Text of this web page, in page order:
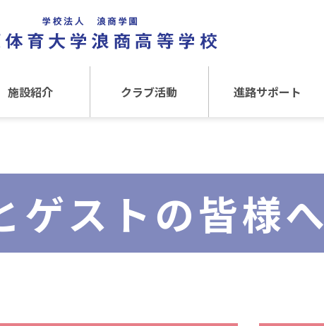
施設紹介 クラブ活動
文化クラブ
進路サポート
大阪体育大学
内部進学について
ゲストの皆様へ